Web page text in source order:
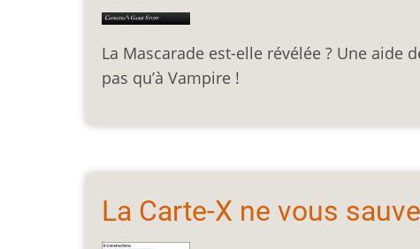
La Mascarade est-elle révélée ? Une aide
pas qu’à Vampire !
La Carte-X ne vous